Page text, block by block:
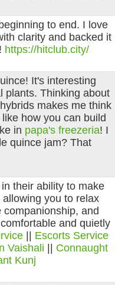
to end. I love
clarity and backed it
https://hitclub.city/
It's interesting
plants. Thinking about
makes me think
how you can build
in papa's freezeria! I
quince jam? That
their ability to make
you to relax
and
and quietly
Escorts Service
Vaishali
Connaught
Kunj